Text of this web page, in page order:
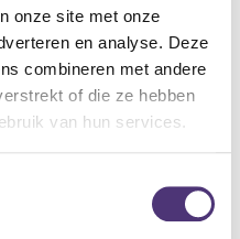
onze site met onze
en analyse. Deze
combineren met andere
of die ze hebben
van hun services.
makkelijk schoon te
gebruikt. Dankzij het
je de doppen veilig en